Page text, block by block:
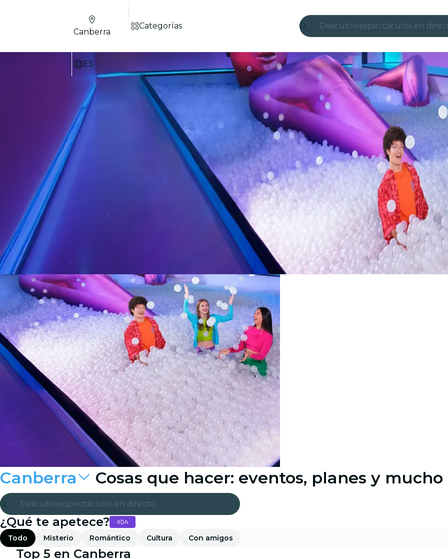
Descubreespectáculos en
candlelight
Londres
experiencias y
São Paulo
exposiciones
recorridos por la
conciertos
restaurantes
cine
Canberra
ES
Categorías
Canberra Cosas que hacer: eventos, planes y mucho
Descubreespectáculos en directo
Madrid
candlelight
¿Qué te apetece? IA
Todo Misterio Romántico Cultura Con amigos
Top 5 en Canberra